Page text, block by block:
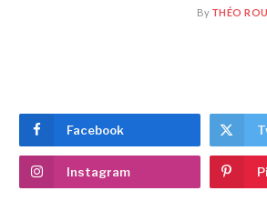
By THÉO
Facebook
Instagram